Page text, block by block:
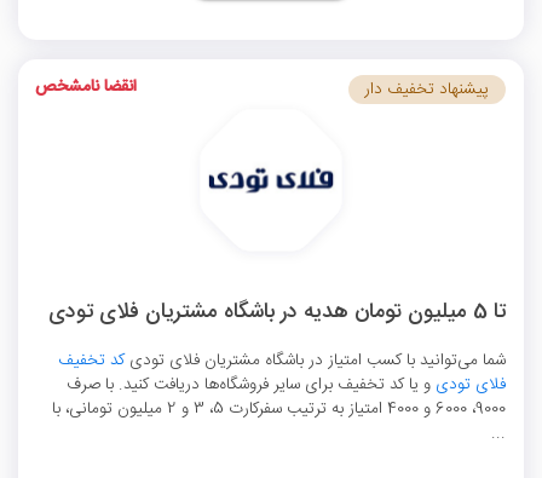
تا 5 میلیون تومان هدیه در باشگاه مشتریان فلای تودی
شما می‌توانید با کسب امتیاز در باشگاه مشتریان فلای تودیکد تخفیف
فلای تودی و یا کد تخفیف برای سایر فروشگاه‌ها دریافت کنید. با صرف
9000، 6000 و 4000 امتیاز به ترتیب سفرکارت 5، 3 و 2 میلیون تومانی، با
...
پیشنهاد تخفیف دار انقضا نامشخص